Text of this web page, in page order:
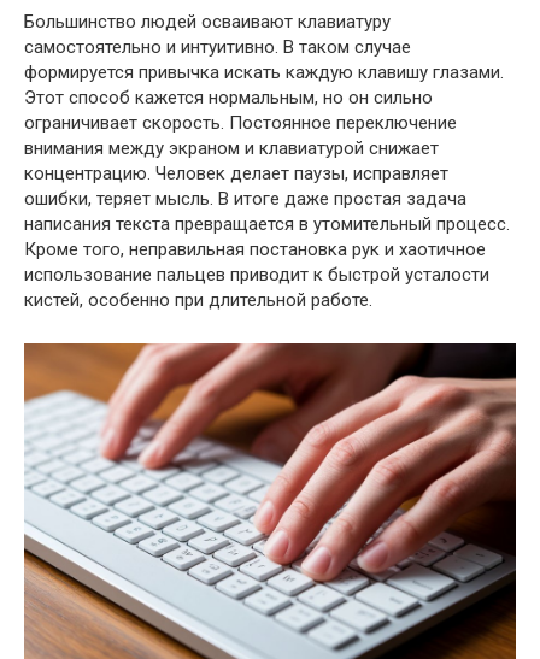
Большинство людей осваивают клавиатуру
самостоятельно и интуитивно. В таком случае
формируется привычка искать каждую клавишу глазами.
Этот способ кажется нормальным, но он сильно
ограничивает скорость. Постоянное переключение
внимания между экраном и клавиатурой снижает
концентрацию. Человек делает паузы, исправляет
ошибки, теряет мысль. В итоге даже простая задача
написания текста превращается в утомительный процесс.
Кроме того, неправильная постановка рук и хаотичное
использование пальцев приводит к быстрой усталости
кистей, особенно при длительной работе.